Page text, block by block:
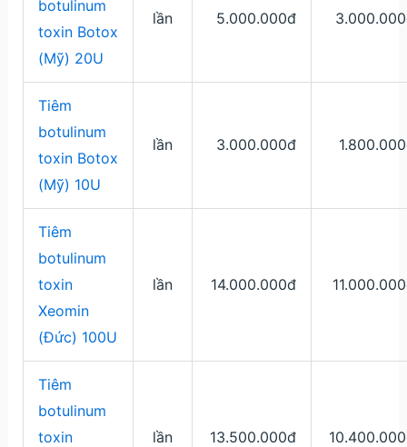
botulinum
toxin Botox
(Mỹ) 20U
lần 5.000.000đ
Tiêm
botulinum
toxin Botox
(Mỹ) 10U
lần 3.000.000đ
Tiêm
botulinum
toxin
Xeomin
(Đức) 100U
lần 14.000.000đ
Tiêm
botulinum
toxin
lần 13.500.000đ